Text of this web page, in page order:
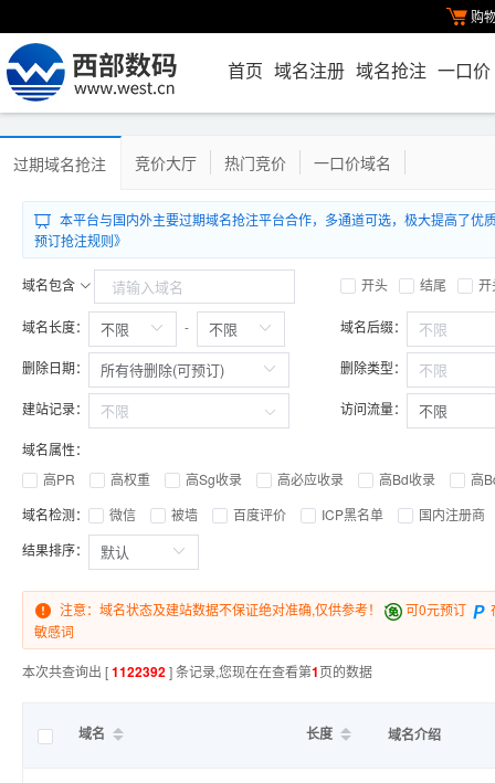
购
首页 域名注册 域名抢注 一口价
过期域名抢注 竞价大厅 热门竞价 一口价域名
本平台与国内外主要过期域名抢注平台合作，多通道可选，极大提高了
预订抢注规则》
域名包含 开头 结尾 开
域名长度： - 域名后缀：
删除日期： 删除类型：
建站记录： 访问流量：
域名属性：
高PR
高权重 高Sg收录 高必应收录 高Bd收录
高
域名检测：
微信 被墙 百度评价 ICP黑名单
国内注册商
结果排序：
注意：域名状态及建站数据不保证绝对准确,仅供参考！ 可0元预订
敏感词
本次共查询出 [1122392] 条记录,您现在在查看第1页的数据
域名 长度 域名介绍